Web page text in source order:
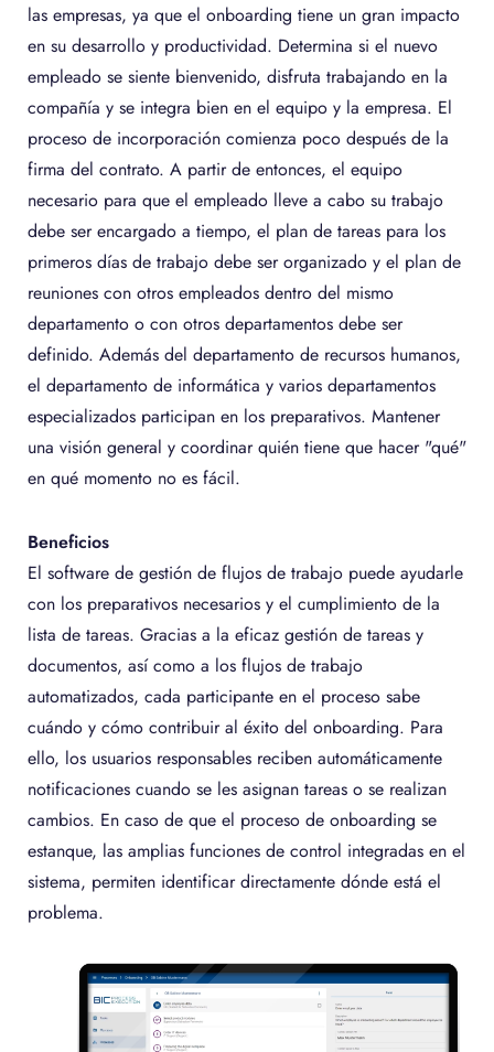
las empresas, ya que el onboarding tiene un gran impacto
en su desarrollo y productividad. Determina si el nuevo
empleado se siente bienvenido, disfruta trabajando en la
compañía y se integra bien en el equipo y la empresa. El
proceso de incorporación comienza poco después de la
firma del contrato. A partir de entonces, el equipo
necesario para que el empleado lleve a cabo su trabajo
debe ser encargado a tiempo, el plan de tareas para los
primeros días de trabajo debe ser organizado y el plan de
reuniones con otros empleados dentro del mismo
departamento o con otros departamentos debe ser
definido. Además del departamento de recursos humanos,
el departamento de informática y varios departamentos
especializados participan en los preparativos. Mantener
una visión general y coordinar quién tiene que hacer "qué"
en qué momento no es fácil.
Beneficios
El software de gestión de flujos de trabajo puede ayudarle
con los preparativos necesarios y el cumplimiento de la
lista de tareas. Gracias a la eficaz gestión de tareas y
documentos, así como a los flujos de trabajo
automatizados, cada participante en el proceso sabe
cuándo y cómo contribuir al éxito del onboarding. Para
ello, los usuarios responsables reciben automáticamente
notificaciones cuando se les asignan tareas o se realizan
cambios. En caso de que el proceso de onboarding se
estanque, las amplias funciones de control integradas en el
sistema, permiten identificar directamente dónde está el
problema.